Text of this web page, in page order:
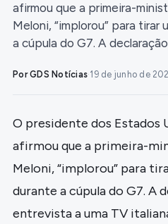
afirmou que a primeira-
Meloni, “implorou” para
a cúpula do G7. A
Por GDS Notícias·19 de junho de
O presidente dos Estados
afirmou que a primeira-
Meloni, “implorou” para
durante a cúpula do G7. A
entrevista a uma TV